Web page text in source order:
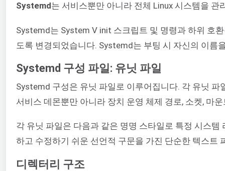
Systemd는 서비스뿐만 아니라 전체 Linux 시스템을
Systemd는 System V init 스크립트 및 명령과 하위 호
도록 변경되었습니다. Systemd는 부팅 시 자신의 이름
Systemd 구성 파일: 유닛 파일
Systemd 구성은 유닛 파일로 이루어집니다. 각 유닛
서비스 데몬뿐만 아니라 장치 운영 체제 경로, 소켓, 마
각 유닛 파일은 다음과 같은 명명 스타일로 특정 시스
하고 수정하기 쉬운 선언적 구문을 가진 단순한 텍스트
디렉터리 구조